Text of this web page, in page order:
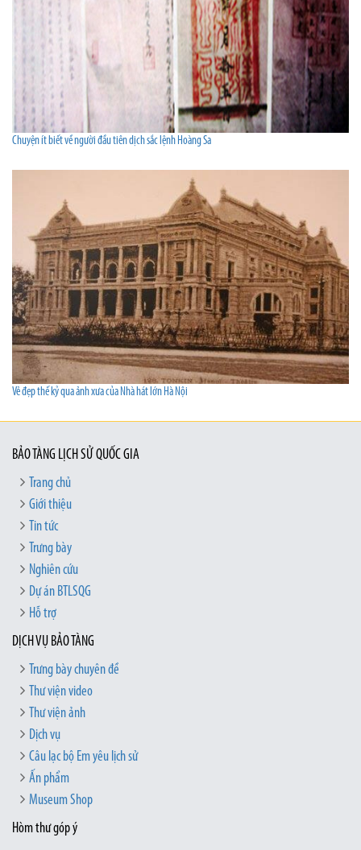
Chuyện ít biết về người đầu tiên dịch sắc lệnh Hoàng Sa
Vẻ đẹp thế kỷ qua ảnh xưa của Nhà hát lớn Hà Nội
BẢO TÀNG LỊCH SỬ QUỐC GIA
Trang chủ
Giới thiệu
Tin tức
Trưng bày
Nghiên cứu
Dự án BTLSQG
Hỗ trợ
DỊCH VỤ BẢO TÀNG
Trưng bày chuyên đề
Thư viện video
Thư viện ảnh
Dịch vụ
Câu lạc bộ Em yêu lịch sử
Ấn phẩm
Museum Shop
Hòm thư góp ý